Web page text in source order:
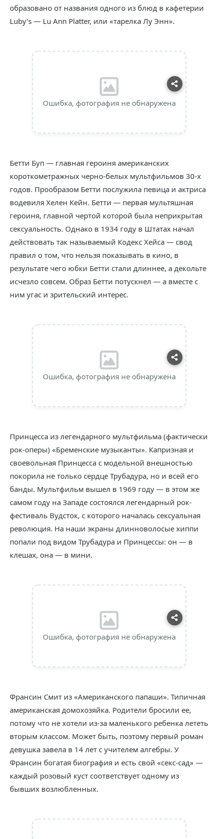
образовано от названия одного из блюд в кафетерии
Luby’s — Lu Ann Platter, или «тарелка Лу Энн».
Ошибка, фотография не обнаружена
Бетти Буп — главная героиня американских
короткометражных черно-белых мультфильмов 30-х
годов. Прообразом Бетти послужила певица и актриса
водевиля Хелен Кейн. Бетти — первая мультяшная
героиня, главной чертой которой была неприкрытая
сексуальность. Однако в 1934 году в Штатах начал
действовать так называемый Кодекс Хейса — свод
правил о том, что нельзя показывать в кино, в
результате чего юбки Бетти стали длиннее, а декольте
исчезло совсем. Образ Бетти потускнел — а вместе с
ним угас и зрительский интерес.
Ошибка, фотография не обнаружена
Принцесса из легендарного мультфильма (фактически
рок-оперы) «Бременские музыканты». Капризная и
своевольная Принцесса с модельной внешностью
покорила не только сердце Трубадура, но и всей его
банды. Мультфильм вышел в 1969 году — в этом же
самом году на Западе состоялся легендарный рок-
фестиваль Вудсток, с которого началась сексуальная
революция. На наши экраны длинноволосые хиппи
попали под видом Трубадура и Принцессы: он — в
клешах, она — в мини.
Ошибка, фотография не обнаружена
Франсин Смит из «Американского папаши». Типичная
американская домохозяйка. Родители бросили ее,
потому что не хотели из-за маленького ребенка лететь
вторым классом. Может быть, поэтому первый роман
девушка завела в 14 лет с учителем алгебры. У
Франсин богатая биография и есть свой «секс-сад» —
каждый розовый куст соответствует одному из
бывших возлюбленных.